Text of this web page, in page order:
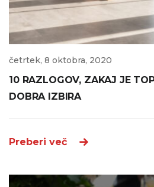
četrtek, 8 oktobra, 2020
10 RAZLOGOV, ZAKAJ JE
DOBRA IZBIRA
Preberi več